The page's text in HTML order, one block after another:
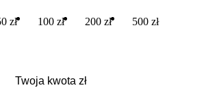
zł 100 zł 200 zł 500 zł